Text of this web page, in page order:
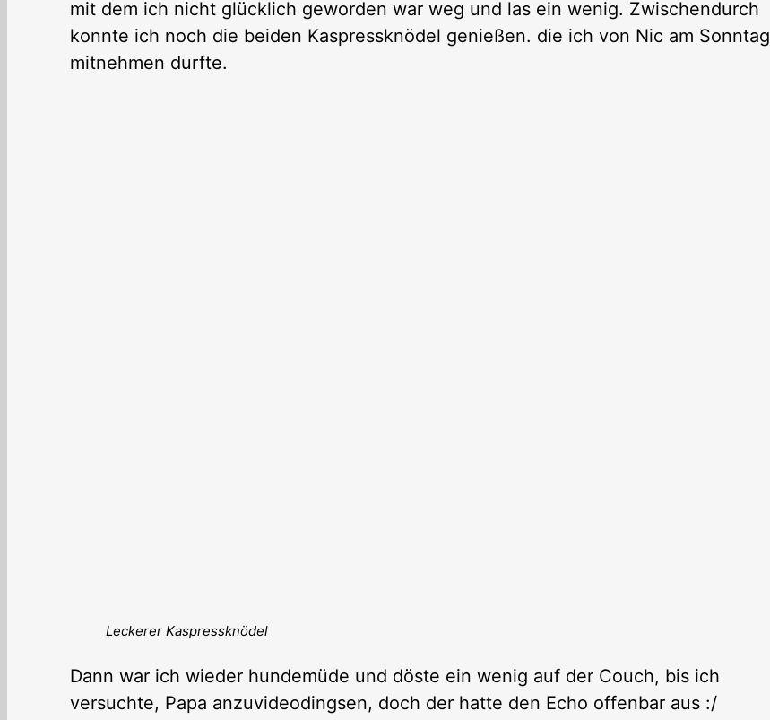
mit dem ich nicht glücklich geworden war weg und las ein wenig. Zwischendurch
konnte ich noch die beiden Kaspressknödel genießen. die ich von Nic am Sonntag
mitnehmen durfte.
Leckerer Kaspressknödel
Dann war ich wieder hundemüde und döste ein wenig auf der Couch, bis ich
versuchte, Papa anzuvideodingsen, doch der hatte den Echo offenbar aus :/